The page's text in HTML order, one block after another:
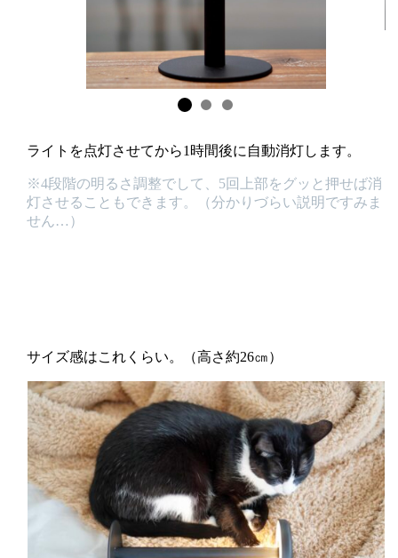
ライトを点灯させてから1時間後に自動消灯します。
※4段階の明るさ調整でして、5回上部をグッと押せば消
灯させることもできます。（分かりづらい説明ですみま
せん…）
サイズ感はこれくらい。（高さ約26㎝）